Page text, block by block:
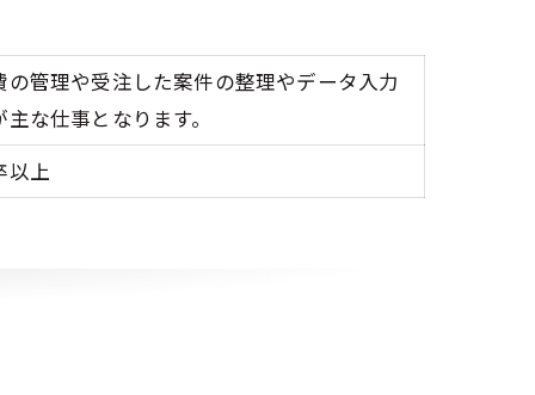
の管理や受注した案件の整理やデータ入力
な仕事となります。
以上